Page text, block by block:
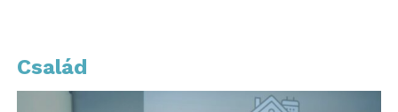
Család